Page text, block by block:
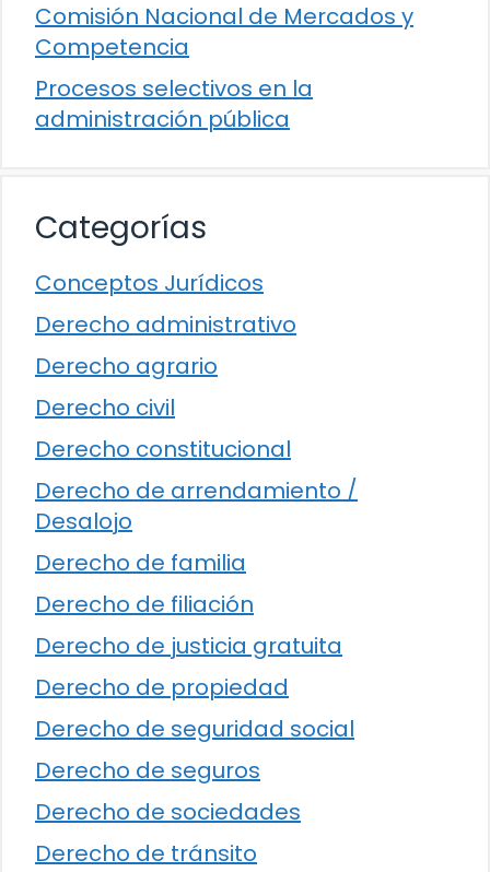
Comisión Nacional de Mercados y
Competencia
Procesos selectivos en la
administración pública
Categorías
Conceptos Jurídicos
Derecho administrativo
Derecho agrario
Derecho civil
Derecho constitucional
Derecho de arrendamiento /
Desalojo
Derecho de familia
Derecho de filiación
Derecho de justicia gratuita
Derecho de propiedad
Derecho de seguridad social
Derecho de seguros
Derecho de sociedades
Derecho de tránsito